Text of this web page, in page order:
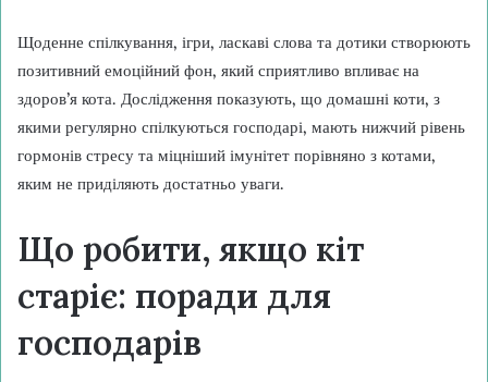
Щоденне спілкування, ігри, ласкаві слова та дотики створюють
позитивний емоційний фон, який сприятливо впливає на
здоров’я кота. Дослідження показують, що домашні коти, з
якими регулярно спілкуються господарі, мають нижчий рівень
гормонів стресу та міцніший імунітет порівняно з котами,
яким не приділяють достатньо уваги.
Що робити, якщо кіт
старіє: поради для
господарів